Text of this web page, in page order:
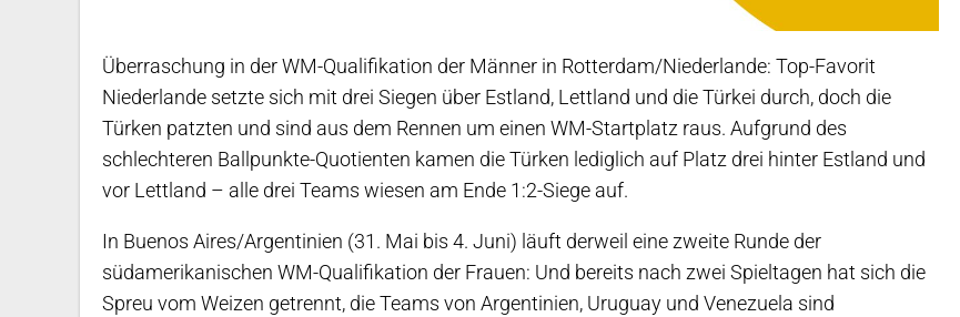
Überraschung in der WM-Qualifikation der Männer in Rotterdam/Niederlande: Top-Favorit
Niederlande setzte sich mit drei Siegen über Estland, Lettland und die Türkei durch, doch die
Türken patzten und sind aus dem Rennen um einen WM-Startplatz raus. Aufgrund des
schlechteren Ballpunkte-Quotienten kamen die Türken lediglich auf Platz drei hinter Estland und
vor Lettland – alle drei Teams wiesen am Ende 1:2-Siege auf.
In Buenos Aires/Argentinien (31. Mai bis 4. Juni) läuft derweil eine zweite Runde der
südamerikanischen WM-Qualifikation der Frauen: Und bereits nach zwei Spieltagen hat sich die
Spreu vom Weizen getrennt, die Teams von Argentinien, Uruguay und Venezuela sind